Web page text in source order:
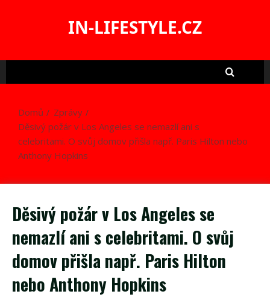
IN-LIFESTYLE.CZ
Domů
Zprávy
Děsivý požár v Los Angeles se nemazlí ani s
celebritami. O svůj domov přišla např. Paris Hilton nebo
Anthony Hopkins
Děsivý požár v Los Angeles se
nemazlí ani s celebritami. O svůj
domov přišla např. Paris Hilton
nebo Anthony Hopkins